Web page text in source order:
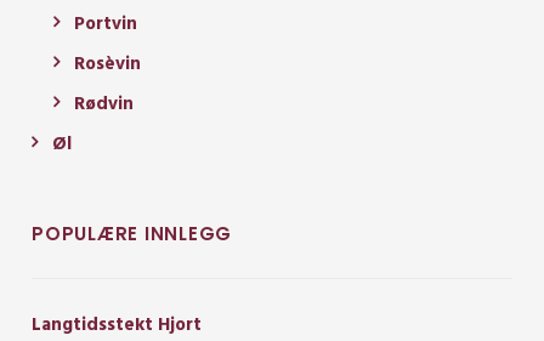
Portvin
Rosèvin
Rødvin
Øl
POPULÆRE INNLEGG
Langtidsstekt Hjort